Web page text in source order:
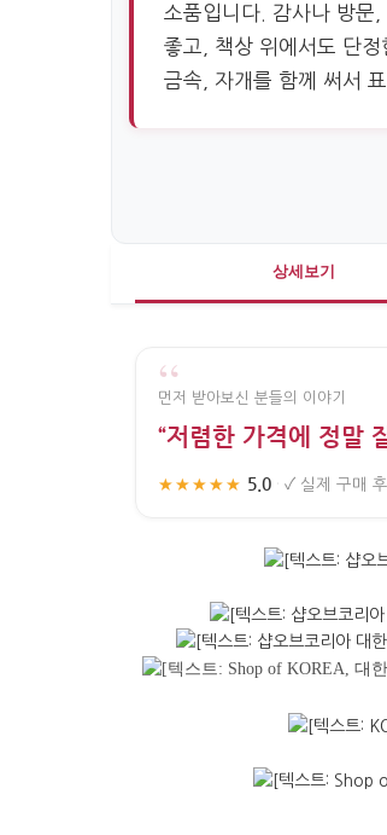
소품입니다. 감사나 방문,
좋고, 책상 위에서도 단
금속, 자개를 함께 써서
상세보기
“
먼저 받아보신 분들의 이야기
“저렴한 가격에 정말
★★★★★ 5.0 · ✓ 실제 구매